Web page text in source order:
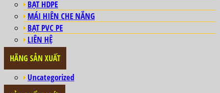
BẠT HDPE
MÁI HIÊN CHE NẮNG
BẠT PVC PE
LIÊN HỆ
HÃNG SẢN XUẤT
Uncategorized